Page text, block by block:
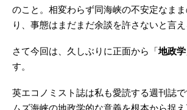
のこと。相変わらず同海峡の不安定なま
り、事態はまだまだ余談を許さないと言え
さて今回は、久しぶりに正面から「地政学
す。
英エコノミスト誌は私も愛読する週刊誌
ムズ海峡の地政学的な意義を根本から捉